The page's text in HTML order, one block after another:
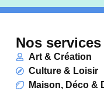
Nos services
Art & Création
Culture & Loisir
Maison, Déco &